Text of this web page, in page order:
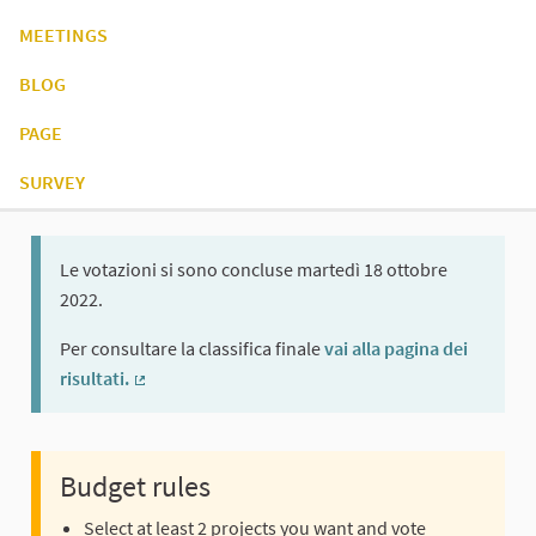
MEETINGS
BLOG
PAGE
SURVEY
Le votazioni si sono concluse martedì 18 ottobre
2022.
Per consultare la classifica finalevai alla pagina dei
risultati.
Budget rules
Select at least 2 projects you want and vote